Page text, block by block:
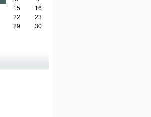
15
16
22
23
29
30